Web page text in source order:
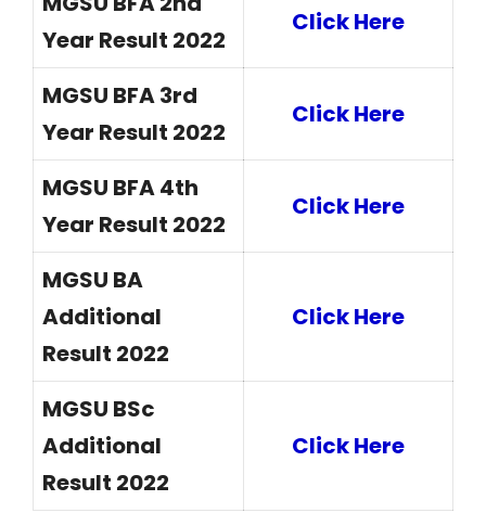
Year Result 2022
Click Here
MGSU BFA 3rd
Year Result 2022
Click Here
MGSU BFA 4th
Year Result 2022
Click Here
MGSU BA
Additional
Result 2022
Click Here
MGSU BSc
Additional
Result 2022
Click Here